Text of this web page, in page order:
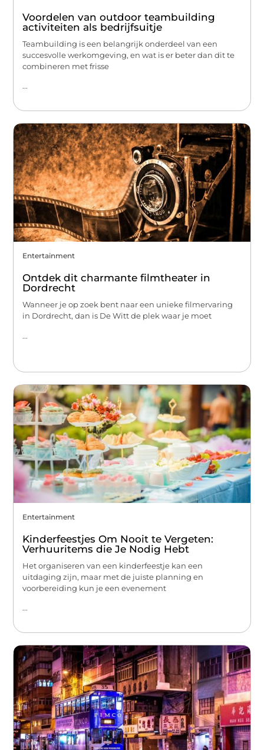
Voordelen van outdoor teambuilding
activiteiten als bedrijfsuitje
Teambuilding is een belangrijk onderdeel van een
succesvolle werkomgeving, en wat is er beter dan dit te
combineren met frisse
...
Entertainment
Ontdek dit charmante filmtheater in
Dordrecht
Wanneer je op zoek bent naar een unieke filmervaring
in Dordrecht, dan is De Witt de plek waar je moet
...
Entertainment
Kinderfeestjes Om Nooit te Vergeten:
Verhuuritems die Je Nodig Hebt
Het organiseren van een kinderfeestje kan een
uitdaging zijn, maar met de juiste planning en
voorbereiding kun je een evenement
...